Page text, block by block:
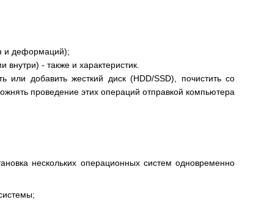
и деформаций);
- также и характеристик.
или добавить жесткий диск (HDD/SSD), почистить со
проведение этих операций отправкой компьютера
нескольких операционных систем одновременно